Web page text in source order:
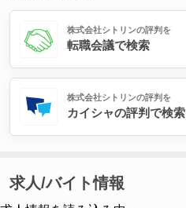
株式会社シトリンの評判を
転職会議で検索
株式会社シトリンの評判を
カイシャの評判で検索
求人/バイト情報